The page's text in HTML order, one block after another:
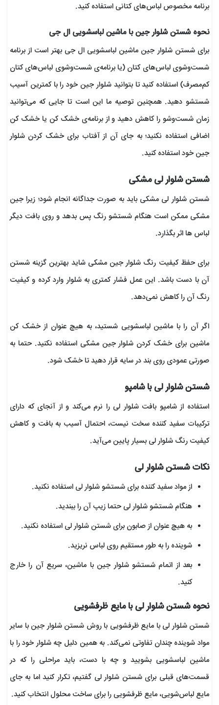
برنامه مخصوص لباس‌های کتانی استفاده کنید.
نحوه شستن شلوار جین با ماشین لباسشویی ال جی
برای شستن شلوار جین ماشین لباسشویی ال جی بهتر است از برنامه
شست‌وشوی لباس‌های کتان (یا برنامه‌ی شست‌وشوی لباس‌های کتان
کم‌مصرف) استفاده کنید تا بتوانید شلوار جین خود را با کمترین آسیب
شستشو دهید. همچنین توصیه ما این است تا جایی که می‌توانید
زمان شست‌وشو را کاهش دهید و از برنامه‌ی خشک کن یا خشک کن
اضافی استفاده نکنید؛ به جای آن از آفتاب برای خشک کردن شلوار
جین خود استفاده کنید.
شستن شلوار لی مشکی
شستن شلوار لی مشکی باید به صورت جداگانه انجام شود؛ زیرا جین
مشکی ممکن است هنگام شستشو رنگ پس بدهد و روی بافت دیگر
لباس ها اثر بگذارد.
برای حفظ کیفیت رنگ شلوار جین مشکی شاید بهترین گزینه شستن
آن با دست باشد. این عمل فشار کمتری به شلوار وارد کرده و کیفیت
رنگ آن را کاهش نمی‌دهد.
اگر آن را با ماشین لباسشویی شستید، به هیچ عنوان از خشک کن
ماشین برای خشک کردن شلوار جین مشکی استفاده نکنید. حتما به
صورتی عمودی روی بند در سایه قرار دهید تا خشک شود.
شستن شلوار لی با شامپو
استفاده از شامپو بافت شلوار لی را نرم می‌کند و از آنجای که دارای
ترکیبات سفید کننده سخت نیست، احتمال آسیب به بافت و کاهش
کیفیت رنگ شلوار لی بسیار پایین می‌آید.
نکات شستن شلوار لی
از مواد سفید کننده برای شستشو شلوار لی استفاده نکنید.
هنگام شستشو شلوار لی حتما زیپ آن را ببندید.
به هیچ عنوان از صابون برای شستن شلوار لی استفاده نکنید.
شوینده را به طور مستقیم روی لباس نریزید.
بعد از اتمام شستشو شلوار جین با ماشین، سریع آن را خارج
کنید.
نحوه شستن شلوار لی با مایع ظرفشویی
شستن شلوار لی با مایع ظرفشویی با روش شستن شلوار جین با سایر
مواد شوینده چندان تفاوتی نمی‌کند. به همین دلیل چه شلوار خود را با
ماشین لباسشویی بشویید و چه با دست، باید مراحلی را که در
قسمت‌های قبلی برای شستن شلوار لی گفتیم، تکرار کنید اما به جای
مایع لباس‌شویی، مایع ظرفشویی را برای ساخت محلول انتخاب کنید.